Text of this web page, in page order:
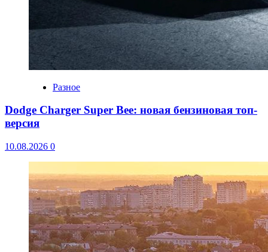
Разное
Dodge Charger Super Bee: новая бензиновая топ-
версия
10.08.2026 0